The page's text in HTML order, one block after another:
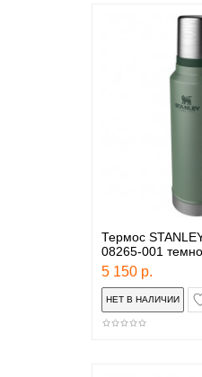
Термос
08265-001
5 150 р.